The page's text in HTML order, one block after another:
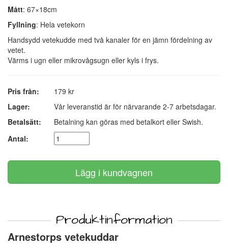
Mått: 67×18cm
Fyllning: Hela vetekorn
Handsydd vetekudde med två kanaler för en jämn fördelning av
vetet.
Värms i ugn eller mikrovågsugn eller kyls i frys.
Pris från:
179 kr
Lager:
Vår leveranstid är för närvarande 2-7 arbetsdagar.
Betalsätt:
Betalning kan göras med betalkort eller Swish.
Antal:
Produktinformation
Arnestorps vetekuddar